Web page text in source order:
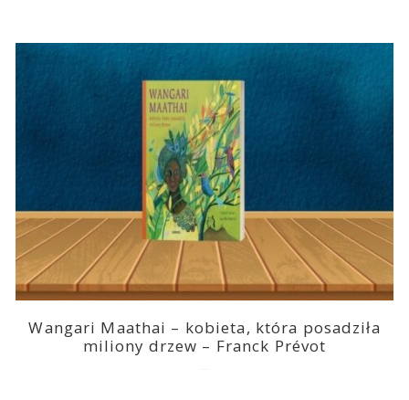
Wangari Maathai – kobieta, która posadziła
miliony drzew – Franck Prévot